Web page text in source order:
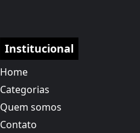
Institucional
Home
Categorias
Quem somos
Contato